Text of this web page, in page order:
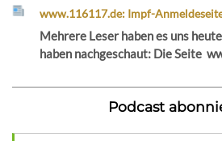
www.116117.de: Impf-
Mehrere Leser haben es uns
haben nachgeschaut: Die Seite
Podcast